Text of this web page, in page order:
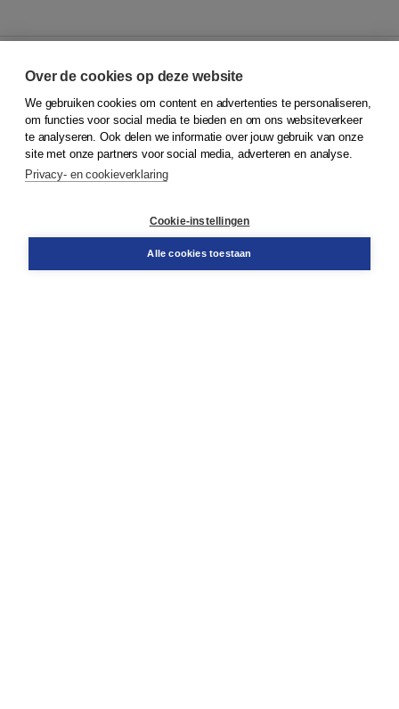
© 2026Koninklijke Boom uitgevers
Klantenservice
Service & informatie
Contact
Over de cookies op deze website
We gebruiken cookies om content en advertenties te personaliseren,
om functies voor social media te bieden en om ons websiteverkeer
te analyseren. Ook delen we informatie over jouw gebruik van onze
site met onze partners voor social media, adverteren en analyse.
Privacy- en cookieverklaring
Cookie-instellingen
Alle cookies toestaan